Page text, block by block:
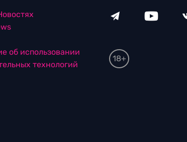
об использовании
технологий
18+